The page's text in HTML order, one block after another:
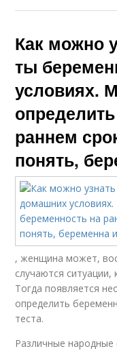
Как можно
ты
условиях.
раннем
понять,
, женщина может,
случаются ситуации,
Тогда появляется
определить
теста.
Различные